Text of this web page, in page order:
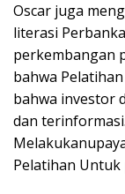
Oscar juga
literasi
perkembangan
bahwa
bahwa investor
dan
Pelatihan Untuk